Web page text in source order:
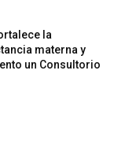
la
materna y
un Consultorio